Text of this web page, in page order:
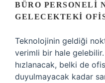
BÜRO PERSONELI
GELECEKTEKI
Teknolojinin geldiği
verimli bir hale
hızlanacak, belki de
duyulmayacak kadar